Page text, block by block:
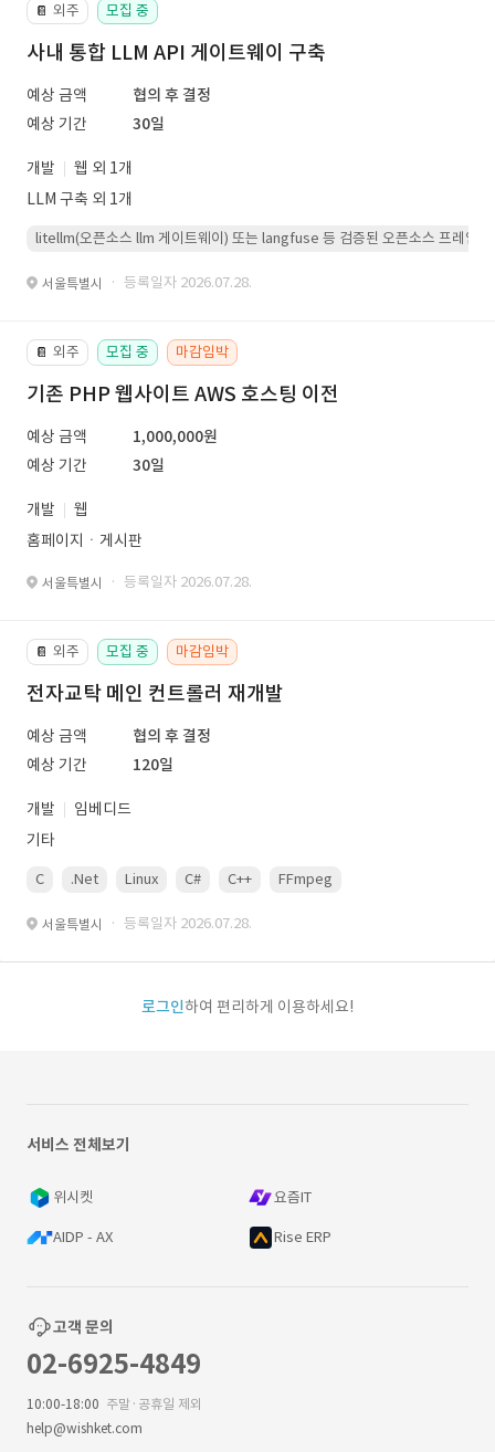
📔 외주 모집 중
사내 통합 LLM API 게이트웨이 구축
예상 금액
협의 후 결정
예상 기간
30일
개발
웹 외 1개
LLM 구축 외 1개
litellm(오픈소스 llm 게이트웨이) 또는 langfuse 등 검증된 오픈소스 프레임워
서울특별시 · 등록일자 2026.07.28.
📔 외주 모집 중 마감임박
기존 PHP 웹사이트 AWS 호스팅 이전
예상 금액
1,000,000원
예상 기간
30일
개발
웹
홈페이지ㆍ게시판
서울특별시 · 등록일자 2026.07.28.
📔 외주 모집 중 마감임박
전자교탁 메인 컨트롤러 재개발
예상 금액
협의 후 결정
예상 기간
120일
개발
임베디드
기타
C .Net Linux C# C++ FFmpeg
서울특별시 · 등록일자 2026.07.28.
로그인하여 편리하게 이용하세요!
서비스 전체보기
위시켓 요즘IT
AIDP - AX Rise ERP
고객 문의
02-6925-4849
10:00-18:00 주말·공휴일 제외
help@wishket.com